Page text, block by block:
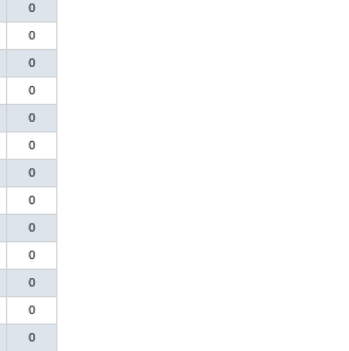
0
0
0
0
0
0
0
0
0
0
0
0
0